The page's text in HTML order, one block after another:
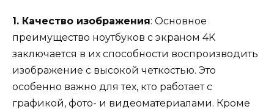
1. Качество изображения: Основное
преимущество ноутбуков с экраном 4K
заключается в их способности воспроизводить
изображение с высокой четкостью. Это
особенно важно для тех, кто работает с
графикой, фото- и видеоматериалами. Кроме